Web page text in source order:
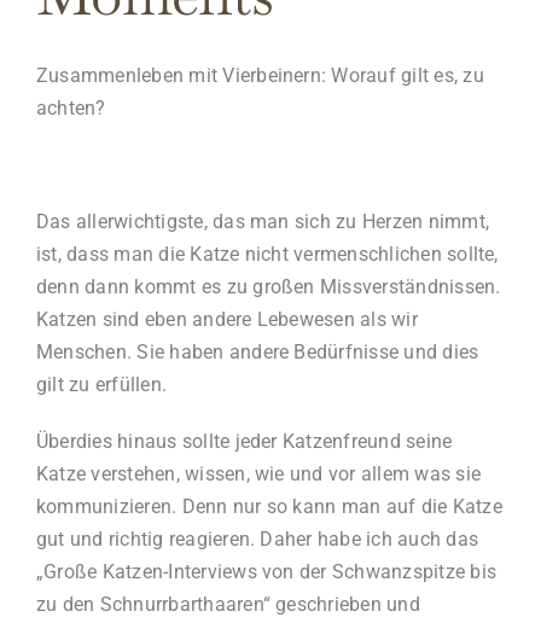
Zusammenleben mit Vierbeinern: Worauf gilt es, zu
achten?
Das allerwichtigste, das man sich zu Herzen nimmt,
ist, dass man die Katze nicht vermenschlichen sollte,
denn dann kommt es zu großen Missverständnissen.
Katzen sind eben andere Lebewesen als wir
Menschen. Sie haben andere Bedürfnisse und dies
gilt zu erfüllen.
Überdies hinaus sollte jeder Katzenfreund seine
Katze verstehen, wissen, wie und vor allem was sie
kommunizieren. Denn nur so kann man auf die Katze
gut und richtig reagieren. Daher habe ich auch das
„Große Katzen-Interviews von der Schwanzspitze bis
zu den Schnurrbarthaaren“ geschrieben und